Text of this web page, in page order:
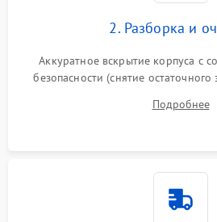
2. Разборка и
Аккуратное вскрытие корпуса с
безопасности (снятие остаточного
и кистей для предотвращения
Подробнее